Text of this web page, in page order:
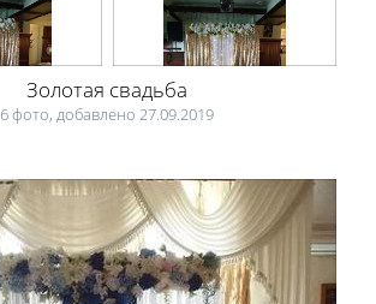
Золотая свадьба
6 фото, добавлено 27.09.2019